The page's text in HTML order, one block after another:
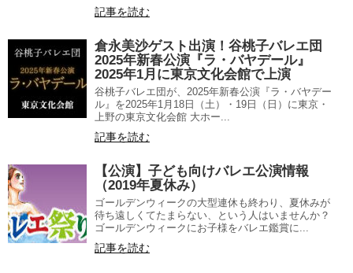
記事を読む
倉永美沙ゲスト出演！谷桃子バレエ団
2025年新春公演『ラ・バヤデール』
2025年1月に東京文化会館で上演
谷桃子バレエ団が、2025年新春公演『ラ・バヤデー
ル』を2025年1月18日（土）・19日（日）に東京・
上野の東京文化会館 大ホー...
記事を読む
【公演】子ども向けバレエ公演情報
（2019年夏休み）
ゴールデンウィークの大型連休も終わり、夏休みが
待ち遠しくてたまらない、という人はいませんか？
ゴールデンウィークにお子様をバレエ鑑賞に...
記事を読む